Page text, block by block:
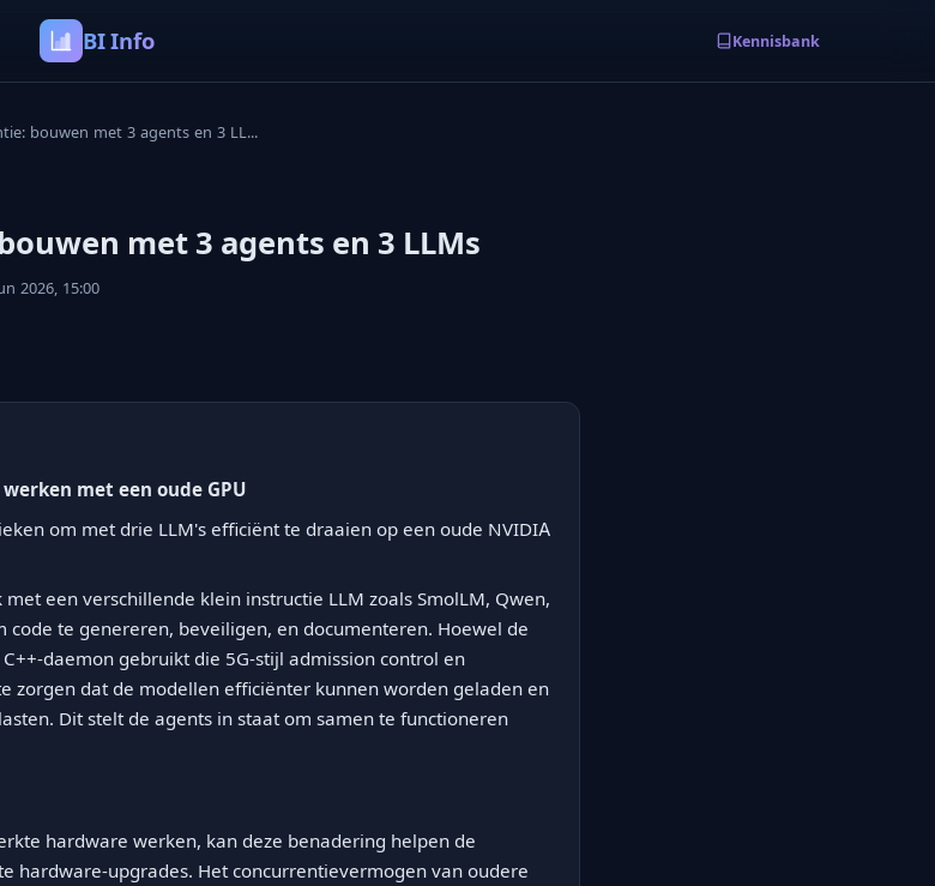
BI Info Kennisbank
bouwen met 3 agents en 3 LL...
met 3 agents en 3 LLMs
2026, 15:00
met een oude GPU
om met drie LLM's efficiënt te draaien op een oude NVIDIA
een verschillende klein instructie LLM zoals SmolLM, Qwen,
te genereren, beveiligen, en documenteren. Hoewel de
daemon gebruikt die 5G-stijl admission control en
zorgen dat de modellen efficiënter kunnen worden geladen en
Dit stelt de agents in staat om samen te functioneren
hardware werken, kan deze benadering helpen de
hardware-upgrades. Het concurrentievermogen van oudere